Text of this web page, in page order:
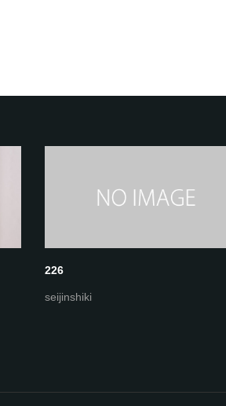
226
seijinshiki